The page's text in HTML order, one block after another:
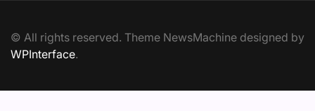
© All rights reserved. Theme NewsMachine designed by
WPInterface.